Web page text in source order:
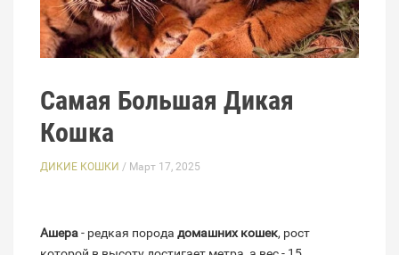
Самая Большая Дикая
Кошка
ДИКИЕ КОШКИ / Март 17, 2025
Ашера- редкая порода домашних кошек, рост